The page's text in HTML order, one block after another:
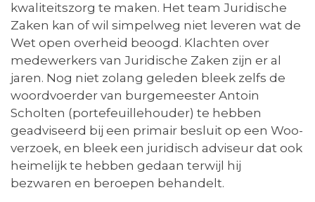
kwaliteitszorg te maken. Het team Juridische
Zaken kan of wil simpelweg niet leveren wat de
Wet open overheid beoogd. Klachten over
medewerkers van Juridische Zaken zijn er al
jaren. Nog niet zolang geleden bleek zelfs de
woordvoerder van burgemeester Antoin
Scholten (portefeuillehouder) te hebben
geadviseerd bij een primair besluit op een Woo-
verzoek, en bleek een juridisch adviseur dat ook
heimelijk te hebben gedaan terwijl hij
bezwaren en beroepen behandelt.